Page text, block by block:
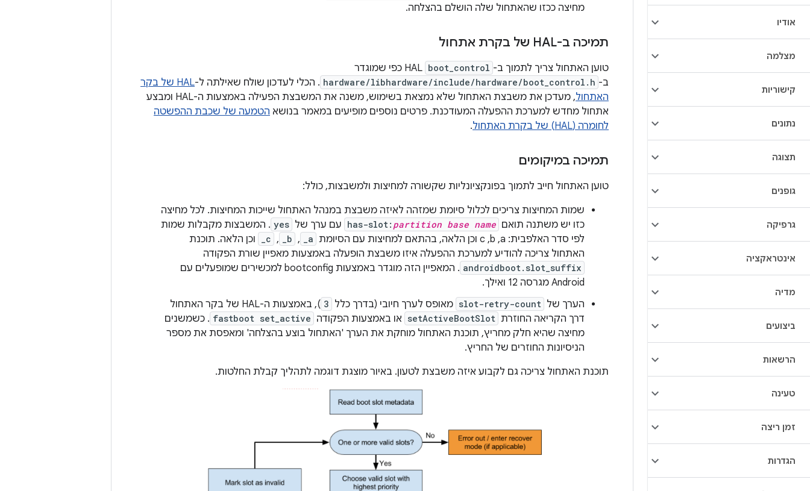
אודיו
מצלמה
קישוריות
נתונים
תצוגה
גופנים
גרפיקה
אינטראקציה
מדיה
ביצועים
הרשאות
טעינה
זמן ריצה
הגדרות
מחיצה ככזו שהאתחול שלה הושלם בהצלחה.
תמיכה ב-HAL של בקרת אתחול
טוען האתחול צריך לתמוך ב- boot_control
HAL כפי שמוגדר
ב- hardware/libhardware/include/hardware/boot_control.h . הכלי לעדכון שולח שאילתה ל-
HAL של בקר
האתחול
, מעדכן את משבצת האתחול שלא נמצאת בשימוש, משנה את המשבצת הפעילה באמצעות ה-HAL ומבצע
אתחול מחדש למערכת ההפעלה המעודכנת. פרטים נוספים מופיעים במאמר בנושא הטמעה של שכבת ההפשטה
לחומרה (HAL) של בקרת האתחול
.
תמיכה במיקומים
טוען האתחול חייב לתמוך בפונקציונליות שקשורה למחיצות ולמשבצות, כולל:
שמות המחיצות צריכים לכלול סיומת שמזהה לאיזה משבצת במנהל האתחול שייכות המחיצות. לכל מחיצה
כזו יש משתנה תואם
has-slot: partition base name עם ערך של yes . המשבצות מקבלות שמות
לפי סדר האלפבית: a,‏ b,‏ c וכן הלאה, בהתאם למחיצות עם הסיומת
_a
,‏
_b
,‏
_c
וכן הלאה. תוכנת
האתחול צריכה להודיע למערכת ההפעלה איזו משבצת הופעלה באמצעות מאפיין שורת הפקודה
androidboot.slot_suffix
. המאפיין הזה מוגדר באמצעות bootconfig למכשירים שמופעלים עם
Android מגרסה 12 ואילך.
הערך של slot-retry-count מאופס לערך חיובי (בדרך כלל 3
), באמצעות ה-HAL של בקר האתחול
דרך הקריאה החוזרת setActiveBootSlot או באמצעות הפקודה fastboot set_active . כשמשנים
מחיצה שהיא חלק מחריץ, תוכנת האתחול מוחקת את הערך 'האתחול בוצע בהצלחה' ומאפסת את מספר
הניסיונות החוזרים של החריץ.
תוכנת האתחול צריכה גם לקבוע איזה משבצת לטעון. באיור מוצגת דוגמה לתהליך קבלת החלטות.